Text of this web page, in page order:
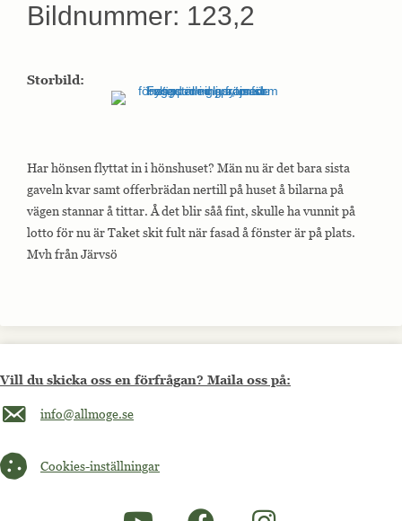
Bildnummer: 123,2
Storbild:
Har hönsen flyttat in i hönshuset? Män nu är det bara sista
gaveln kvar samt offerbrädan nertill på huset å bilarna på
vägen stannar å tittar. Å det blir såå fint, skulle ha vunnit på
lotto för nu är Taket skit fult när fasad å fönster är på plats.
Mvh från Järvsö
Vill du skicka oss en förfrågan? Maila oss på:
Maila oss på info@allmoge.se
info@allmoge.se
Cookies-inställningar
Cookies-inställningar